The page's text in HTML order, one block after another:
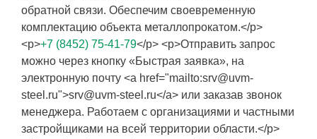
обратной связи. Обеспечим своевременную
комплектацию объекта металлопрокатом.</p>
<p>+7 (8452) 75-41-79</p> <p>Отправить запрос
можно через кнопку «Быстрая заявка», на
электронную почту <a href="mailto:srv@uvm-
steel.ru">srv@uvm-steel.ru</a> или заказав звонок
менеджера. Работаем с организациями и частными
застройщиками на всей территории области.</p>